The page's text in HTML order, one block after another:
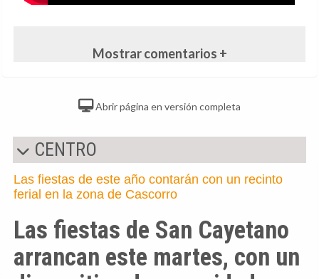
Mostrar comentarios +
Abrir página en versión completa
CENTRO
Las fiestas de este año contarán con un recinto
ferial en la zona de Cascorro
Las fiestas de San Cayetano
arrancan este martes, con un